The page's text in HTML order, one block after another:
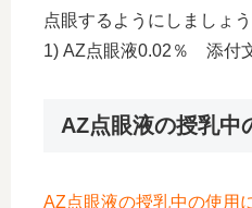
点眼するようにしましょう
1) AZ点眼液0.02％ 添付
AZ点眼液の授乳中
AZ点眼液の授乳中の使用